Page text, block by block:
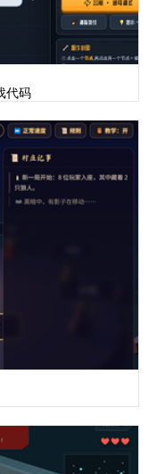
z-index: 50;
column;
0; pointer-
3.8rem);
-webkit-
bottom:
代码